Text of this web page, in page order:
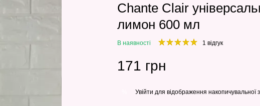
Сhante Сlair
лимон 600 мл
В наявності 1 відгук
171 грн
Увійти для відображення накопичувальної